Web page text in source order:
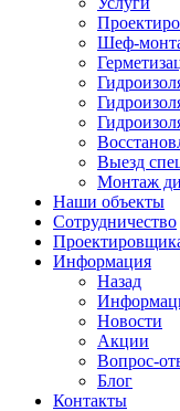
Шеф-
Выезд
Монтаж
Наши объекты
Сотрудничество
Информация
Назад
Новости
Акции
Вопрос-
Блог
Контакты